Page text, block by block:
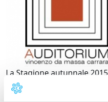
La Stagione autunnale 2015
Da Massa Carrara”
spettacoli tra il 3 ottobre